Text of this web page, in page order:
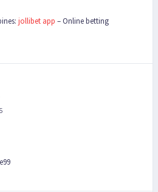
jollibet app – Online betting